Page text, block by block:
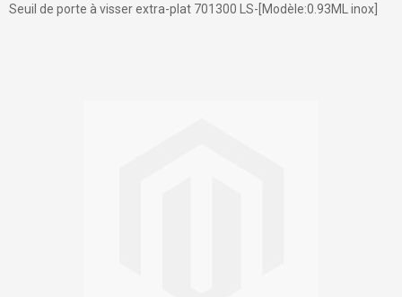
Seuil de porte à visser extra-plat 701300 LS-[Modèle:0.93ML inox]